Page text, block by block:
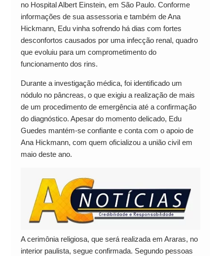
no Hospital Albert Einstein, em São Paulo. Conforme
informações de sua assessoria e também de Ana
Hickmann, Edu vinha sofrendo há dias com fortes
desconfortos causados por uma infecção renal, quadro
que evoluiu para um comprometimento do
funcionamento dos rins.
Durante a investigação médica, foi identificado um
nódulo no pâncreas, o que exigiu a realização de mais
de um procedimento de emergência até a confirmação
do diagnóstico. Apesar do momento delicado, Edu
Guedes mantém-se confiante e conta com o apoio de
Ana Hickmann, com quem oficializou a união civil em
maio deste ano.
A cerimônia religiosa, que será realizada em Araras, no
interior paulista, segue confirmada. Segundo pessoas